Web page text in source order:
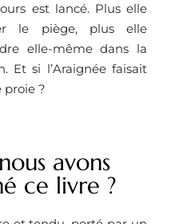
est lancé. Plus elle
le piège, plus elle
elle-même dans la
Et si l’Araignée faisait
proie ?
avons
ce livre ?